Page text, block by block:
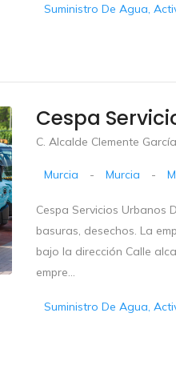
Suministro De Agua,
Cespa
C. Alcalde Clemente
Murcia - Murcia -
Cespa Servicios Urbanos
basuras, desechos. La
bajo la dirección Calle
empre...
Suministro De Agua,